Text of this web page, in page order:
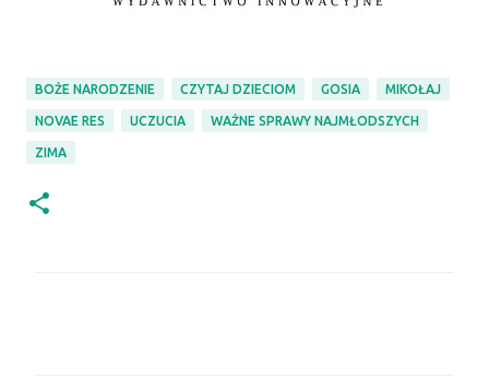
BOŻE NARODZENIE CZYTAJ DZIECIOM GOSIA MIKOŁAJ
NOVAE RES UCZUCIA WAŻNE SPRAWY NAJMŁODSZYCH
ZIMA